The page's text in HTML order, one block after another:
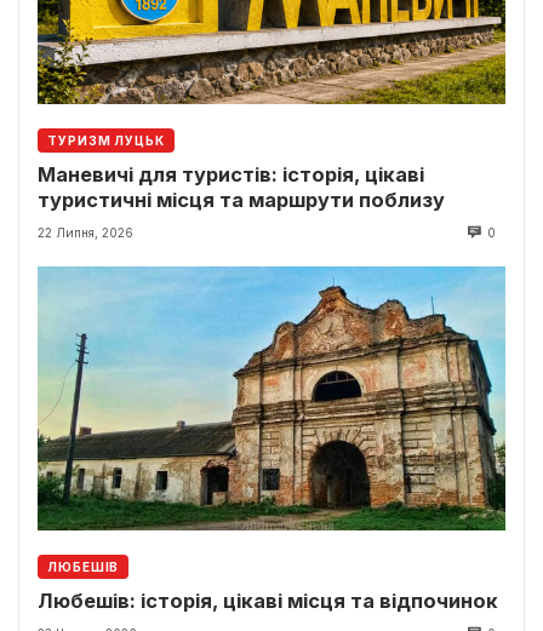
ТУРИЗМ ЛУЦЬК
Маневичі для туристів: історія, цікаві
туристичні місця та маршрути поблизу
22 Липня, 2026 0
ЛЮБЕШІВ
Любешів: історія, цікаві місця та відпочинок